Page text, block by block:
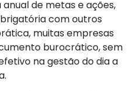
de metas e ações,
com outros
muitas empresas
burocrático, sem
na gestão do dia a